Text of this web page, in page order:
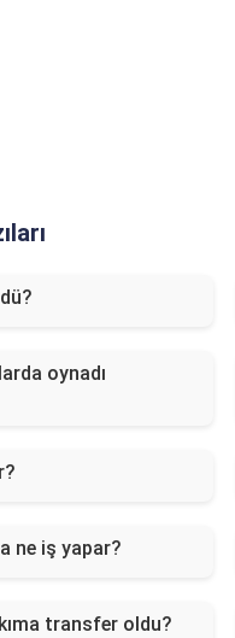
oynadı
ne iş yapar?
transfer oldu?